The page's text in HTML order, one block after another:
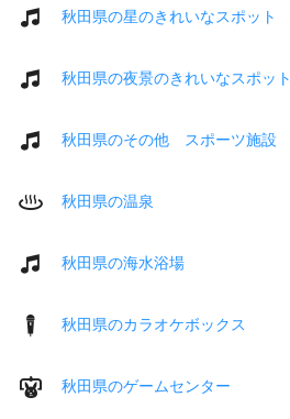
秋田県の星のきれいなスポット
秋田県の夜景のきれいなスポット
秋田県のその他 スポーツ施設
秋田県の温泉
秋田県の海水浴場
秋田県のカラオケボックス
秋田県のゲームセンター